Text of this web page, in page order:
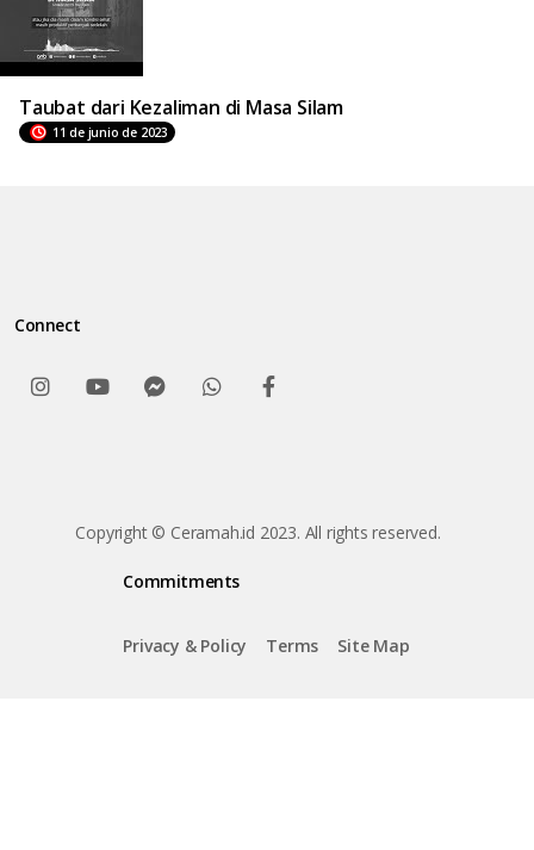
Taubat dari Kezaliman di Masa Silam
11 de junio de 2023
Connect
Copyright © Ceramah.id 2023. All rights reserved.
Commitments
Privacy & Policy Terms Site Map